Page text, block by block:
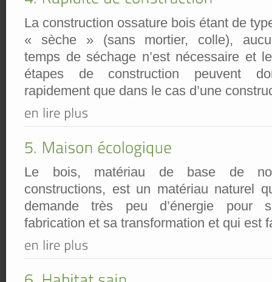
La construction ossature bois étant de
« sèche » (sans mortier, colle),
temps de séchage n’est nécessaire et
étapes de construction peuvent
rapidement que dans le cas d’une
Le bois, matériau de base de
constructions, est un matériau naturel
demande très peu d’énergie pour
fabrication et sa transformation et qui est